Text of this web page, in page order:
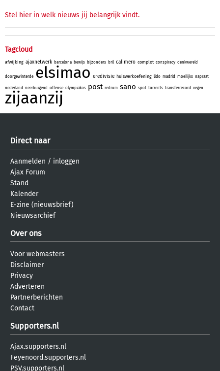
Stel hier in welk nieuws jij belangrijk vindt.
Tagcloud
afwijking ajaxnetwerk barcelona bewijs bijzonders bril calimero complot conspiracy denkwereld
doorgewinterde elsimao eredivisie huiswerkoefening lido madrid moeilijks napraat
nederland neerbuigend offense olympiakos post redrum sano spot torrents transferrecord vegen
zijaanzij
Direct naar
Aanmelden / inloggen
Ajax Forum
Stand
Kalender
E-zine (nieuwsbrief)
Nieuwsarchief
Over ons
Voor webmasters
Disclaimer
Privacy
Adverteren
Partnerberichten
Contact
Supporters.nl
Ajax.supporters.nl
Feyenoord.supporters.nl
PSV.supporters.nl